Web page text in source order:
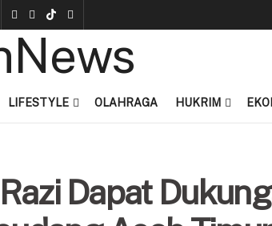
LIFESTYLE OLAHRAGA HUKRIM
Dapat